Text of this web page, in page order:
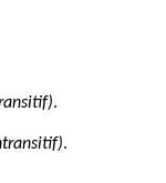
.
.